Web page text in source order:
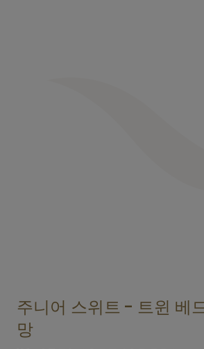
주니어 스위트 - 트윈 베
망